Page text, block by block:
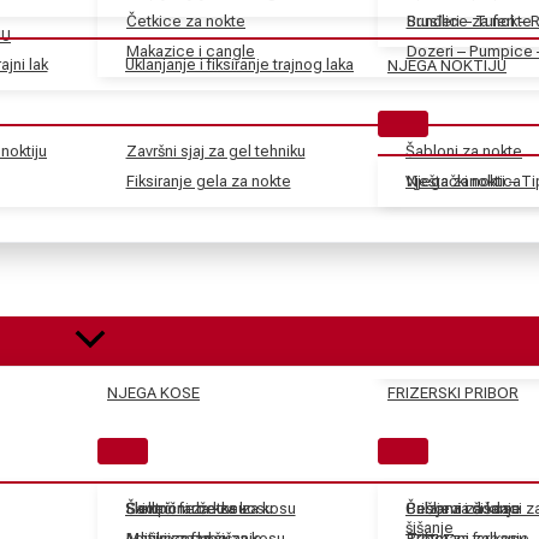
lak Uklanjanje i fiksiranje trajnog laka
Završni sjaj za gel tehniku
Fiksiranje gela za nokte
Šabloni za nokte
Vještački nokti –
Četkice za nokte
Makazice i cangle
Sunđeri – Tuferi –
Dozeri – Pumpice
Brusilice za nokte
NJEGA NOKTIJU
Njega zanoktica
Skidači farbe za kosu
Električne četke za kosu
Češljevi i dodaci
šišanje
NJEGA KOSE
Šamponi za kosu
Balzami za kosu
FRIZERSKI PRIBOR
Pribor za šišanje